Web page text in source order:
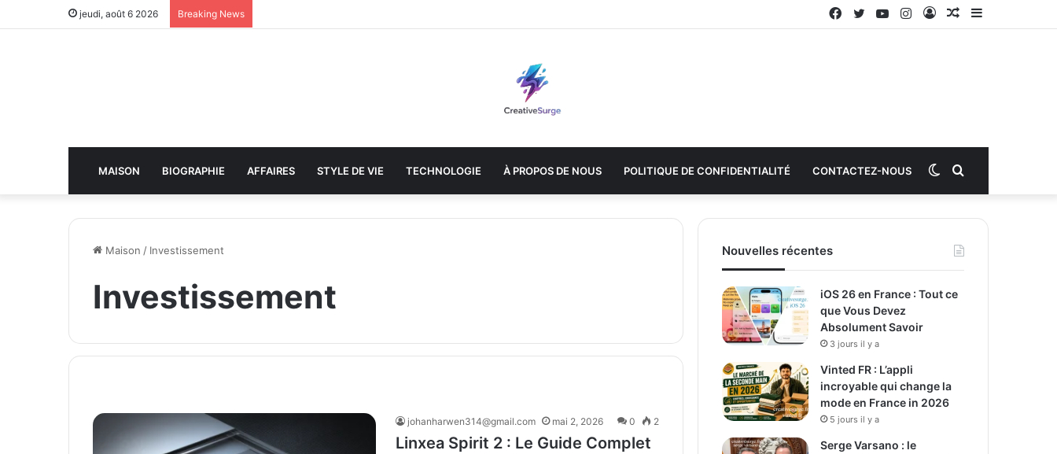
jeudi, août 6 2026 Breaking News
Sidebar
Article
Connexion
Instagram
YouTube
Twitter
Facebook
MAISON BIOGRAPHIE AFFAIRES STYLE DE VIE TECHNOLOGIE À PROPOS DE NOUS POLITIQUE DE CONFIDENTIALITÉ CONTACTEZ-NOUS Rechercher
Switch
skin
Maison / Investissement
Investissement
johanharwen314@gmail.com mai 2, 2026 0 2
Linxea Spirit 2 : Le Guide Complet
Nouvelles récentes
iOS 26 en France : Tout ce
que Vous Devez
Absolument Savoir
3 jours il y a
Vinted FR : L’appli
incroyable qui change la
mode en France in 2026
5 jours il y a
Serge Varsano : le